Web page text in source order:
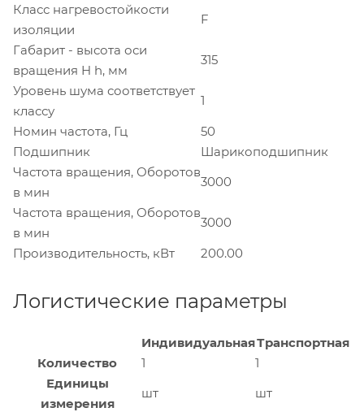
Класс нагревостойкости
изоляции
F
Габарит - высота оси
вращения H h, мм
315
Уровень шума соответствует
классу
1
Номин частота, Гц
50
Подшипник
Шарикоподшипник
Частота вращения, Оборотов
в мин
3000
Частота вращения, Оборотов
в мин
3000
Производительность, кВт
200.00
Логистические параметры
ИндивидуальнаяТранспортная
Количество
1
1
Единицы
измерения
шт
шт